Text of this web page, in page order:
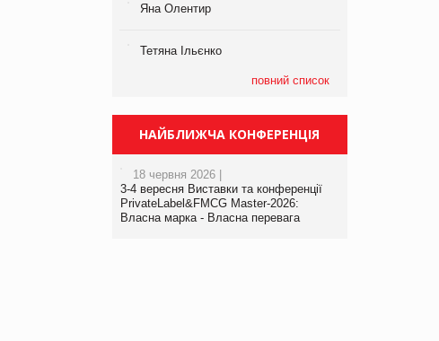
Яна Олентир
Тетяна Ільєнко
повний список
НАЙБЛИЖЧА КОНФЕРЕНЦІЯ
18 червня 2026 |
3-4 вересня Виставки та конференції
PrivateLabel&FMCG Master-2026:
Власна марка - Власна перевага